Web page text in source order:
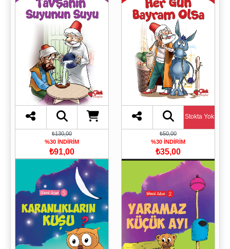
₺130,00
%30 İNDİRİM
₺91,00
Stokta Yok
₺50,00
%30 İNDİRİM
₺35,00